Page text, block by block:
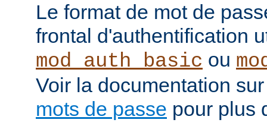
Le format de mot de
frontal d'authentification
mod_auth_basic ou
Voir la documentation
mots de passe pour plus